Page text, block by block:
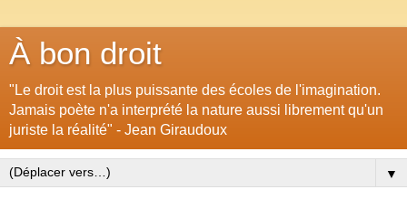
À bon droit
"Le droit est la plus puissante des écoles de l'imagination.
Jamais poète n'a interprété la nature aussi librement qu'un
juriste la réalité" - Jean Giraudoux
▼